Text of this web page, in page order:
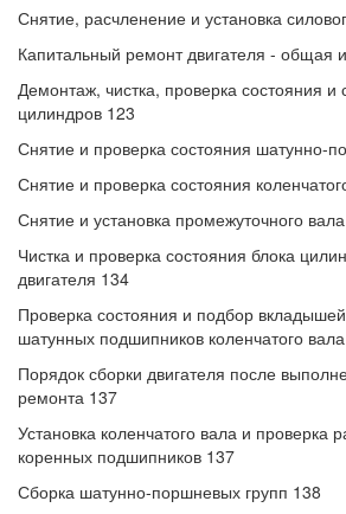
Снятие, расчленение и установка
Капитальный ремонт двигателя - общая
Демонтаж, чистка, проверка состояния и
цилиндров 123
Снятие и проверка состояния шатунно-
Снятие и проверка состояния
Снятие и установка промежуточного
Чистка и проверка состояния блока
двигателя 134
Проверка состояния и подбор
шатунных подшипников коленчатого
Порядок сборки двигателя после
ремонта 137
Установка коленчатого вала и проверка
коренных подшипников 137
Сборка шатунно-поршневых групп 138